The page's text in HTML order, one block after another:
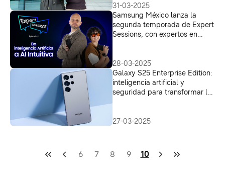
de baterías de Samsung
31-03-2025
Samsung México lanza la
segunda temporada de Expert
Sessions, con expertos en
28-03-2025
Galaxy S25 Enterprise Edition:
inteligencia artificial y
seguridad para transformar la
27-03-2025
6 7 8 9 10